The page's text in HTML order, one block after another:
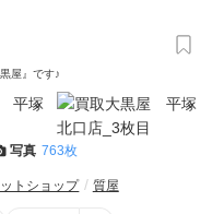
屋』です♪
写真 763枚
トショップ 質屋